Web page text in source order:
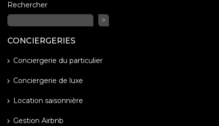
Rechercher
>
CONCIERGERIES
Conciergerie du particulier
Conciergerie de luxe
Location saisonnière
Gestion Airbnb